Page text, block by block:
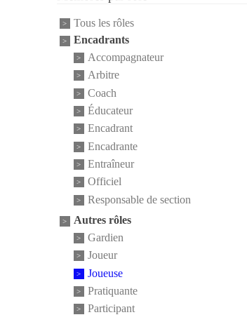
Tous les rôles
Encadrants
Accompagnateur
Arbitre
Coach
Éducateur
Encadrant
Encadrante
Entraîneur
Officiel
Responsable de section
Autres rôles
Gardien
Joueur
Joueuse
Pratiquante
Participant